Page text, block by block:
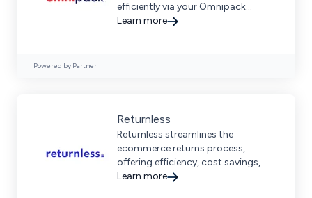
efficiently via your Omnipack
webshop.
Learn more
Powered by Partner
Returnless
Returnless streamlines the
ecommerce returns process,
offering efficiency, cost savings,
and a better customer experience.
Learn more